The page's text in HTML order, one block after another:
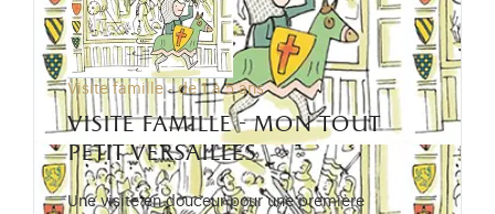
Visite famille - de 1 à 5 ans
visite famille - mon tout
petit versailles
Une visite en douceur pour une première